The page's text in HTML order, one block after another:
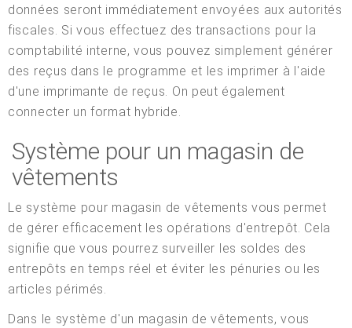
données seront immédiatement envoyées aux autorités
fiscales. Si vous effectuez des transactions pour la
comptabilité interne, vous pouvez simplement générer
des reçus dans le programme et les imprimer à l'aide
d'une imprimante de reçus. On peut également
connecter un format hybride.
Système pour un magasin de
vêtements
Le système pour magasin de vêtements vous permet
de gérer efficacement les opérations d'entrepôt. Cela
signifie que vous pourrez surveiller les soldes des
entrepôts en temps réel et éviter les pénuries ou les
articles périmés.
Dans le système d'un magasin de vêtements, vous